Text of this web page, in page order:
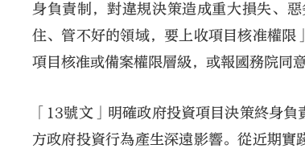
身負責制，對違規決策造成重大損失、
住、管不好的領域，要上收項目核准權
項目核准或備案權限層級，或報國務院同
「13號文」明確政府投資項目決策終身
方政府投資行為產生深遠影響。從近期